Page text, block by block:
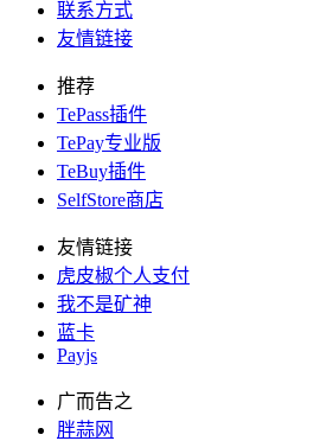
联系方式
友情链接
推荐
TePass插件
TePay专业版
TeBuy插件
SelfStore商店
友情链接
虎皮椒个人支付
我不是矿神
蓝卡
Payjs
广而告之
胖蒜网